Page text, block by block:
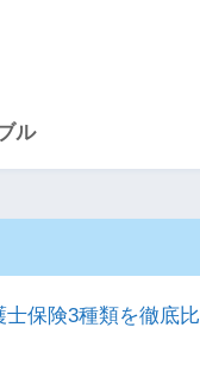
ル
保険3種類を徹底比